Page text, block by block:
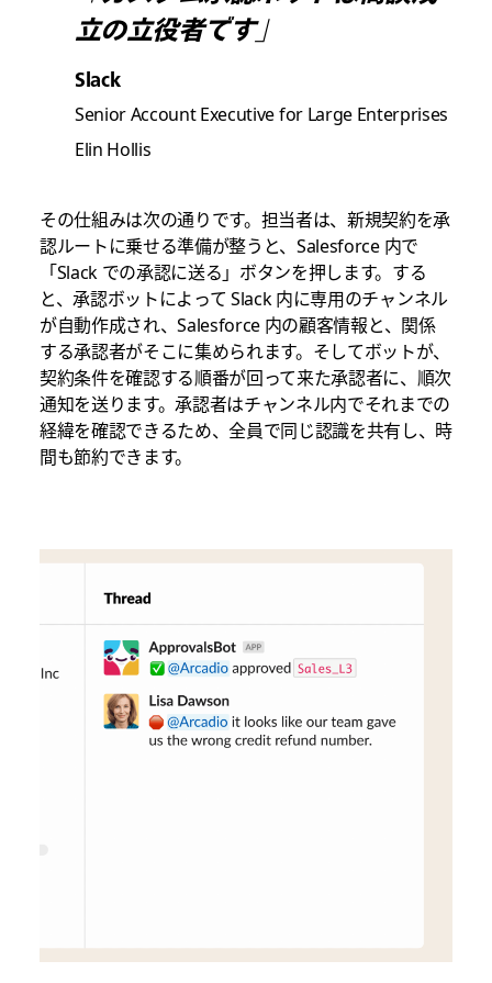
立の立役者です」
Slack
Senior Account Executive for Large Enterprises
Elin Hollis
その仕組みは次の通りです。担当者は、新規契約を承
認ルートに乗せる準備が整うと、Salesforce 内で
「Slack での承認に送る」ボタンを押します。する
と、承認ボットによって Slack 内に専用のチャンネル
が自動作成され、Salesforce 内の顧客情報と、関係
する承認者がそこに集められます。そしてボットが、
契約条件を確認する順番が回って来た承認者に、順次
通知を送ります。承認者はチャンネル内でそれまでの
経緯を確認できるため、全員で同じ認識を共有し、時
間も節約できます。